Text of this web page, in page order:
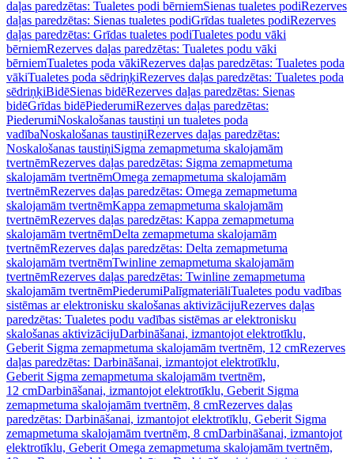
daļas paredzētas: Tualetes podi bērniemSienas tualetes podiRezerves
daļas paredzētas: Sienas tualetes podiGrīdas tualetes podiRezerves
daļas paredzētas: Grīdas tualetes podiTualetes podu vāki
bērniemRezerves daļas paredzētas: Tualetes podu vāki
bērniemTualetes poda vākiRezerves daļas paredzētas: Tualetes poda
vākiTualetes poda sēdriņķiRezerves daļas paredzētas: Tualetes poda
sēdriņķiBidēSienas bidēRezerves daļas paredzētas: Sienas
bidēGrīdas bidēPiederumiRezerves daļas paredzētas:
PiederumiNoskalošanas taustiņi un tualetes poda
vadībaNoskalošanas taustiņiRezerves daļas paredzētas:
Noskalošanas taustiņiSigma zemapmetuma skalojamām
tvertnēmRezerves daļas paredzētas: Sigma zemapmetuma
skalojamām tvertnēmOmega zemapmetuma skalojamām
tvertnēmRezerves daļas paredzētas: Omega zemapmetuma
skalojamām tvertnēmKappa zemapmetuma skalojamām
tvertnēmRezerves daļas paredzētas: Kappa zemapmetuma
skalojamām tvertnēmDelta zemapmetuma skalojamām
tvertnēmRezerves daļas paredzētas: Delta zemapmetuma
skalojamām tvertnēmTwinline zemapmetuma skalojamām
tvertnēmRezerves daļas paredzētas: Twinline zemapmetuma
skalojamām tvertnēmPiederumiPalīgmateriāliTualetes podu vadības
sistēmas ar elektronisku skalošanas aktivizācijuRezerves daļas
paredzētas: Tualetes podu vadības sistēmas ar elektronisku
skalošanas aktivizācijuDarbināšanai, izmantojot elektrotīklu,
Geberit Sigma zemapmetuma skalojamām tvertnēm, 12 cmRezerves
daļas paredzētas: Darbināšanai, izmantojot elektrotīklu,
Geberit Sigma zemapmetuma skalojamām tvertnēm,
12 cmDarbināšanai, izmantojot elektrotīklu, Geberit Sigma
zemapmetuma skalojamām tvertnēm, 8 cmRezerves daļas
paredzētas: Darbināšanai, izmantojot elektrotīklu, Geberit Sigma
zemapmetuma skalojamām tvertnēm, 8 cmDarbināšanai, izmantojot
elektrotīklu, Geberit Omega zemapmetuma skalojamām tvertnēm,